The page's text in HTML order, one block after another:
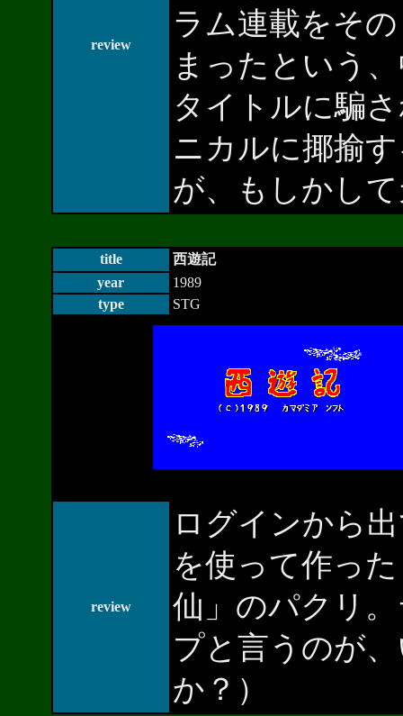
review
ラム連載をそ
まったという
タイトルに騙
ニカルに揶揄
が、もしかし
title
西遊記
year
1989
type
STG
review
ログインから
を使って作っ
仙」のパクリ
プと言うのが
か？）